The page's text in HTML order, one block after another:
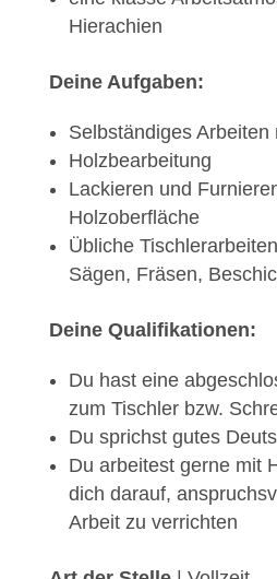
Hierachien
Deine Aufgaben:
Selbständiges
Holzbearbeitung
Lackieren und
Holzoberfläche
Übliche
Sägen, Fräsen,
Deine Qualifikationen:
Du hast eine
zum Tischler bzw.
Du sprichst gutes
Du arbeitest gerne mit
dich darauf,
Arbeit zu verrichten